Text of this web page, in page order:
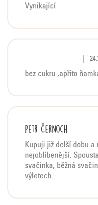
Vynikající
bez cukru ,apřito
Petr Černoch
Kupuji již delší dobu a
nejoblíbenější.
svačinka, běžná
výletech.